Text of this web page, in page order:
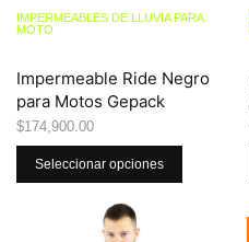
IMPERMEABLES DE LLUVIA PARA
MOTO
Impermeable Ride Negro
para Motos Gepack
$174,900.00
Seleccionar opciones